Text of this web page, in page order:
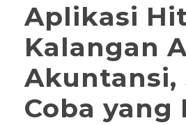
Aplikasi
Kalangan
Akuntansi,
Coba yang